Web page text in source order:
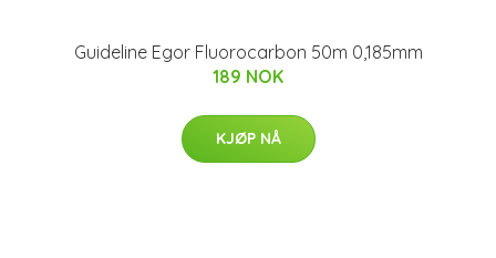
Guideline Egor Fluorocarbon 50m 0,185mm
189 NOK
KJØP NÅ